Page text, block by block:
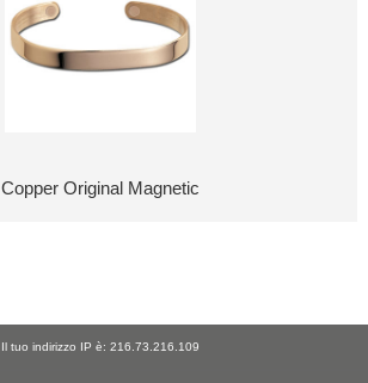
Copper Original Magnetic
Il tuo indirizzo IP è: 216.73.216.109